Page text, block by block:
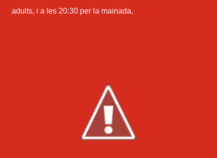
adults, i a les 20:30 per la mainada.